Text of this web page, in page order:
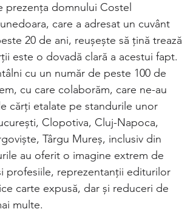
prezența domnului Costel
care a adresat un cuvânt
20 de ani, reușește să țină trează
este o dovadă clară a acestui fapt.
cu un număr de peste 100 de
cu care colaborăm, care ne-au
cărți etalate pe standurile unor
Clopotiva, Cluj-Napoca,
Târgu Mureș, inclusiv din
au oferit o imagine extrem de
profesiile, reprezentanții editurilor
carte expusă, dar și reduceri de
multe.